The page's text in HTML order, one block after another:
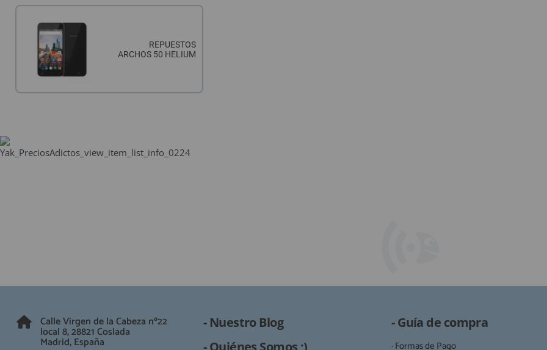
PLACAS BASE
MÓVILES REACONDICIONADOS
ACCESORIOS
HIDROGEL APOKIN
NOVEDADES
REPUESTOS
ARCHOS 50 HELIUM
Calle Virgen de la Cabeza nº22
local 8, 28821 Coslada
Madrid, España
- Nuestro Blog
- Quiénes Somos ;)
- Guía de compra
· Formas de Pago